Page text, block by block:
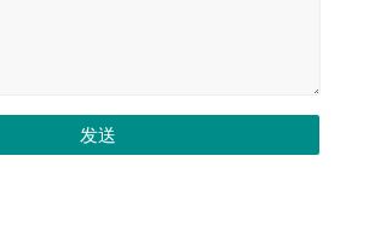
发送